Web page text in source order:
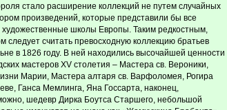
стало расширение коллекций не путем случайных
произведений, которые представили бы все
художественные школы Европы. Таким редкостным,
следует считать превосходную коллекцию братьев
в 1826 году. В ней находились высочайшей ценности
мастеров XV столетия – Мастера св. Вероники,
Марии, Мастера алтаря св. Варфоломея, Рогира
Ганса Мемлинга, Яна Госсарта, наконец,
шедевр Дирка Боутса Старшего, небольшой